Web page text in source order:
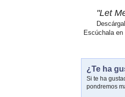
"Let
Escúchala en
¿Te ha
Si te ha
pondremos